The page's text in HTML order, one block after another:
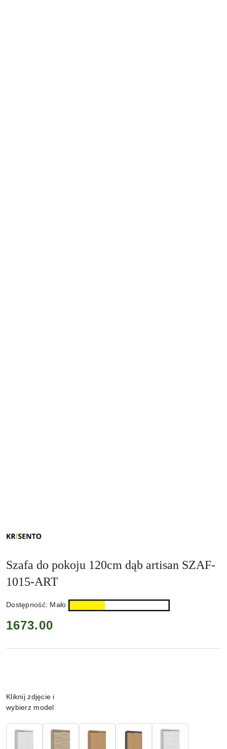
PRODUCENTA:
Szafa do pokoju 120cm dąb artisan SZAF-
1015-ART
Dostępność: Mało
cena:
1673.00
Wariant
Kliknij zdjęcie i
wybierz model